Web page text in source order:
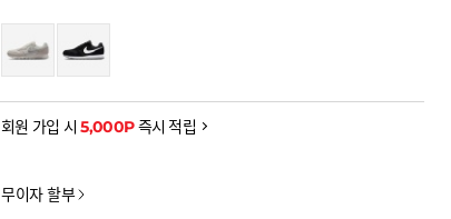
회원 가입 시5,000P즉시 적립
무이자 할부